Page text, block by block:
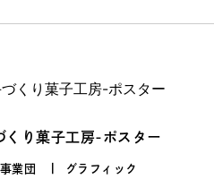
くり菓子工房-ポスター
業団 グラフィック